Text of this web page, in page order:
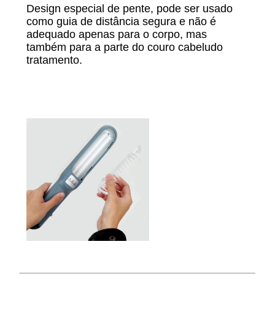
Design especial de pente, pode ser usado
como guia de distância segura e não é
adequado apenas para o corpo, mas
também para a parte do couro cabeludo
tratamento.